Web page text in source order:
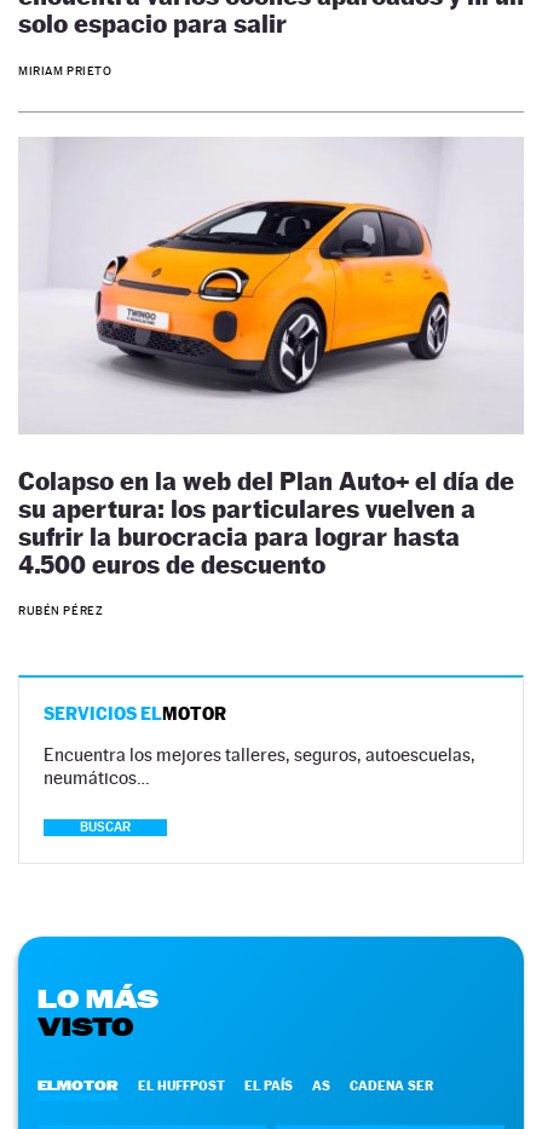
solo espacio para salir
MIRIAM PRIETO
Colapso en la web del Plan Auto+ el día de
su apertura: los particulares vuelven a
sufrir la burocracia para lograr hasta
4.500 euros de descuento
RUBÉN PÉREZ
SERVICIOS ELMOTOR
Encuentra los mejores talleres, seguros, autoescuelas,
neumáticos…
BUSCAR
LO MÁS
VISTO
ELMOTOR EL HUFFPOST EL PAÍS AS CADENA SER